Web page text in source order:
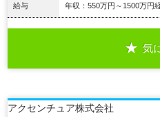
給与 年収：550万円～1500万円
気
アクセンチュア株式会社